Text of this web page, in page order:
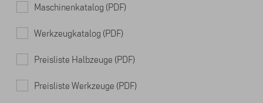
Maschinenkatalog (PDF)
Werkzeugkatalog (PDF)
Preisliste Halbzeuge (PDF)
Preisliste Werkzeuge (PDF)